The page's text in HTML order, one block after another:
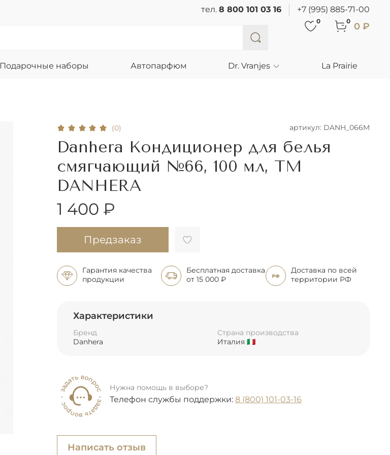
тел. 8 800 101 03 16 +7 (995) 885-71-00
0 0 0 ₽
Подарочные наборы Автопарфюм Dr. Vranjes La Prairie
(0) артикул: DANH_066M
Danhera Кондиционер для белья
смягчающий №66, 100 мл, ТМ
DANHERA
1 400 ₽
Предзаказ
Гарантия качества
продукции
Бесплатная доставка
от 15 000 ₽
Доставка по всей
территории РФ
Характеристики
Бренд
Danhera
Страна производства
Италия 🇮🇹
Нужна помощь в выборе?
Телефон службы поддержки: 8 (800) 101-03-16
Написать отзыв